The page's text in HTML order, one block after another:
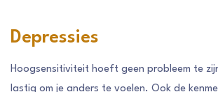
Depressies
Hoogsensitiviteit hoeft geen probleem te
lastig om je anders te voelen. Ook de